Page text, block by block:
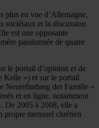
plus en vue d’Allemagne,
sociétaux et la discussion
est une opposante
passionnée de quatre
le portail d’opinion et de
Kelle ») et sur le portail
Neuerfindung der Familie »
et en ligne, notamment
De 2005 à 2008, elle a
propre mensuel chrétien